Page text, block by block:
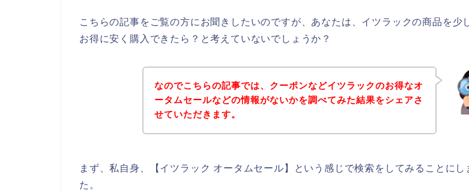
こちらの記事をご覧の方にお聞きしたいのですが、あなたは、イツラックの商品を少
お得に安く購入できたら？と考えていないでしょうか？
なのでこちらの記事では、クーポンなどイツラックのお得なオ
ータムセールなどの情報がないかを調べてみた結果をシェアさ
せていただきます。
まず、私自身、【イツラック オータムセール】という感じで検索をしてみることにし
た。